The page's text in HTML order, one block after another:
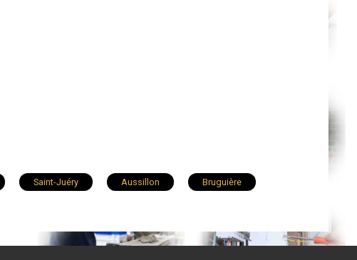
Saint-Juéry Aussillon Bruguière
Soual Cagnac-les-Mines Roquecourbe